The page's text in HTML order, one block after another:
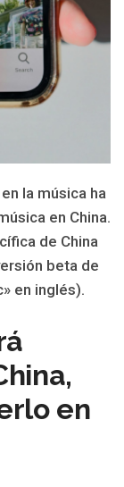
la música ha
en China.
de China
beta de
en inglés).
en